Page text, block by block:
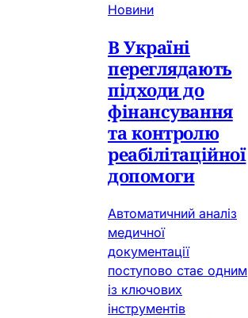
Новини
В Україні
переглядають
підходи до
фінансування
та контролю
реабілітаційної
допомоги
Автоматичний аналіз
медичної
документації
поступово стає одним
із ключових
інструментів